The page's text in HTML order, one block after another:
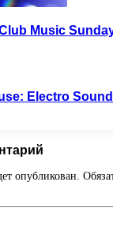
Music
Electro
опубликован.